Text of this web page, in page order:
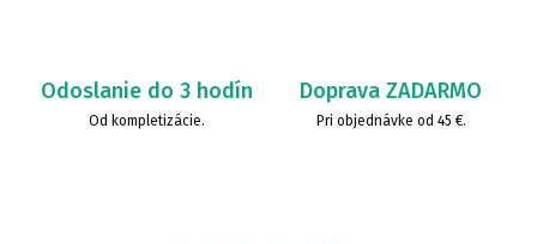
Odoslanie do 3 hodín
Od kompletizácie.
Doprava ZADARMO
Pri objednávke od 45 €.